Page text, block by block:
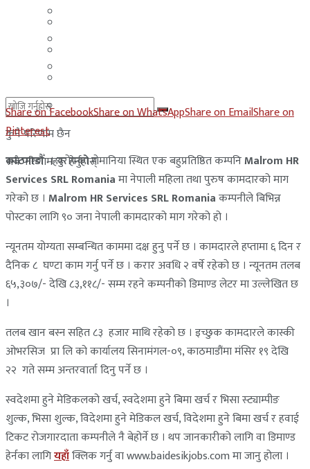
कुनै परिणाम छैन
सबै परिणामहरू हेर्नुहोस्
साउदी अरब
Share on FacebookShare on WhatsAppShare on EmailShare on
Pinterest
काठमाडौँ। युरोपको रोमानिया स्थित एक बहुप्रतिष्ठित कम्पनिMalrom HR
Services SRL Romaniaमा नेपाली महिला तथा पुरुष कामदारको माग
गरेको छ । Malrom HR Services SRL Romaniaकम्पनीले बिभिन्न
पोस्टका लागि ९० जना नेपाली कामदारको माग गरेको हो ।
न्यूनतम योग्यता सम्बन्धित काममा दक्ष हुनु पर्ने छ । कामदारले हप्तामा ६ दिन र
दैनिक ८ घण्टा काम गर्नु पर्ने छ । करार अवधि २ वर्षे रहेको छ । न्यूनतम तलब
६५,३०७/- देखि ८३,११८/- सम्म रहने कम्पनीको डिमाण्ड लेटर मा उल्लेखित छ
।
तलब खान बस्न सहित ८३ हजार माथि रहेको छ । इच्छुक कामदारले कास्की
ओभरसिज प्रा लि को कार्यालय सिनामंगल-०९, काठमाडौंमा मंसिर १९ देखि
२२ गते सम्म अन्तरवार्ता दिनु पर्ने छ ।
स्वदेशमा हुने मेडिकलको खर्च, स्वदेशमा हुने बिमा खर्च र भिसा स्ट्याम्पीङ
शुल्क, भिसा शुल्क, विदेशमा हुने मेडिकल खर्च, विदेशमा हुने बिमा खर्च र हवाई
टिकट रोजगारदाता कम्पनीले नै बेहोर्ने छ । थप जानकारीको लागि वा डिमाण्ड
हेर्नका लागियहाँक्लिक गर्नु वा www.baidesikjobs.com मा जानु होला ।